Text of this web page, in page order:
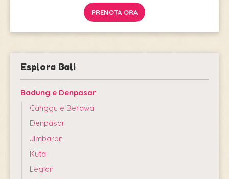
PRENOTA ORA
Esplora Bali
Badung e Denpasar
Canggu e Berawa
Denpasar
Jimbaran
Kuta
Legian